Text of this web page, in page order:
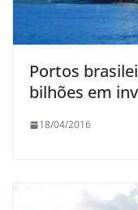
Portos
bilhões em
18/04/2016